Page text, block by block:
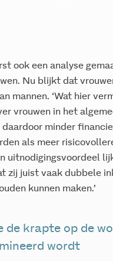
ook een analyse
Nu blijkt dat
mannen. ‘Wat hier
vrouwen in het
minder
als meer
uitnodigingsvoordeel
zij juist vaak dubbele
kunnen maken.’
de krapte op de
wordt